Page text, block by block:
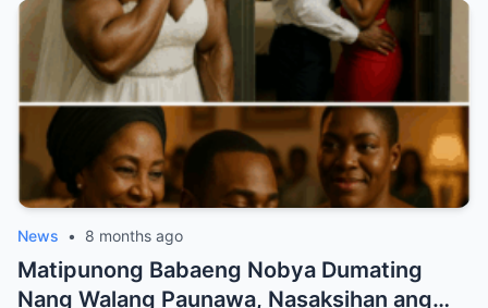
News • 8 months ago
Matipunong Babaeng Nobya Dumating
Nang Walang Paunawa, Nasaksihan ang